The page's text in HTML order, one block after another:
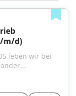
m/d)
leben wir bei